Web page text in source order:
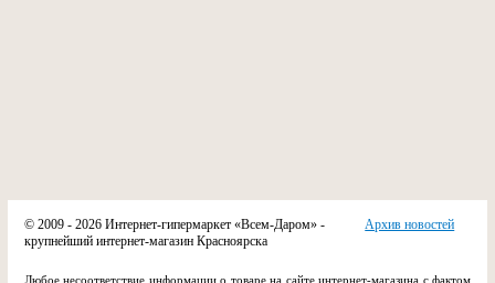
Архив новостей
© 2009 - 2026 Интернет-гипермаркет «Всем-Даром» -
крупнейший интернет-магазин Красноярска
Любое несоответствие информации о товаре на сайте интернет-магазина с фактом